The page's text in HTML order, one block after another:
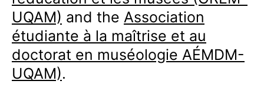
UQAM) and the Association
étudiante à la maîtrise et au
doctorat en muséologie AÉMDM-
UQAM).